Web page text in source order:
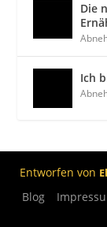
Die
Ich
Entworfen von
Blog